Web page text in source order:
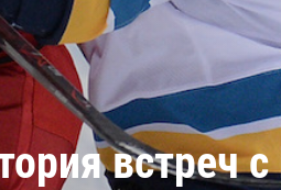
встреч